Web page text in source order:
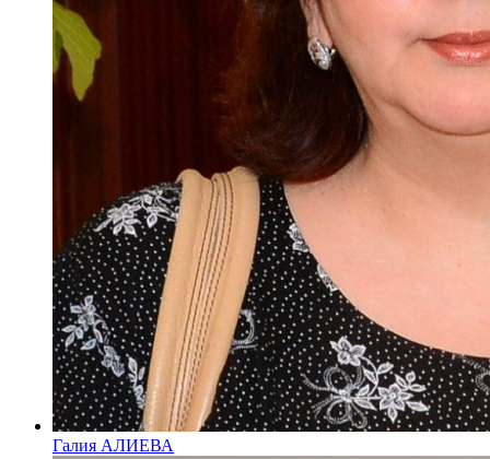
Галия АЛИЕВА